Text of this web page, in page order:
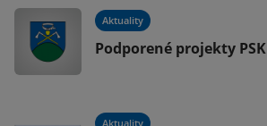
Aktuality
Podporené projekty PSK
Aktuality